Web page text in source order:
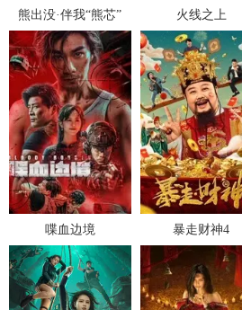
熊出没·伴我“熊芯” 火线之上
喋血边境 暴走财神4